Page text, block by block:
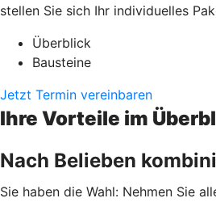
stellen Sie sich Ihr individuelles
Überblick
Bausteine
Jetzt Termin vereinbaren
Ihre Vorteile im
Nach Belieben
Sie haben die Wahl: Nehmen Sie